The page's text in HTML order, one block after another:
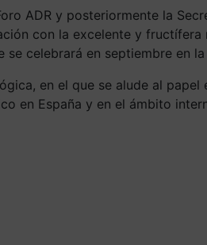
ADR y posteriormente la
con la excelente y
celebrará en septiembre en
en el que se alude al
en España y en el ámbito